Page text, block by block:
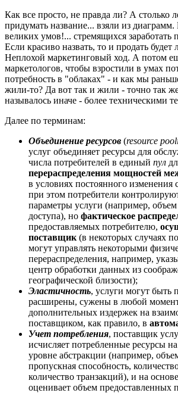
Как все просто, не правда ли? А столько
придумать название... взяли из
великих умов!... стремящихся заработать
Если красиво назвать, то и продать будет
Неплохой маркетинговый ход. А потом
маркетологов, чтобы взростили в умах
потребность в "облаках" - и как мы
жили-то? Да вот так и жили - точно так
называлось иначе - более техническими
Далее по терминам:
Объединение ресурсов (resource
услуг объединяет ресурсы для
числа потребителей в единый пул
перераспределения мощностей
в условиях постоянного изменения
при этом потребители
параметры услуги (например,
доступа), но фактическое
предоставляемых потребителю,
поставщик (в некоторых случаях
могут управлять некоторыми
перераспределения, например,
центр обработки данных из
географической близости);
Эластичность, услуги могут быть
расширены, сужены в любой
дополнительных издержек на
поставщиком, как правило, в
Учет потребления, поставщик
исчисляет потребленные ресурсы
уровне абстракции (например,
пропускная способность,
количество транзакций), и на
оценивает объем предоставленных